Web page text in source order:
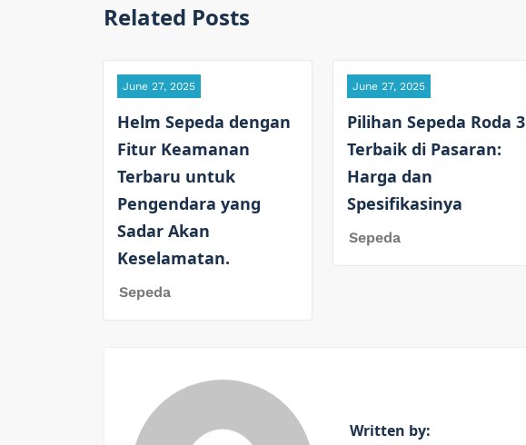
Related Posts
June 27, 2025
Helm Sepeda dengan
Fitur Keamanan
Terbaru untuk
Pengendara yang
Sadar Akan
Keselamatan.
Sepeda
June 27, 2025
Pilihan Sepeda Roda 3
Terbaik di Pasaran:
Harga dan
Spesifikasinya
Sepeda
Written by: